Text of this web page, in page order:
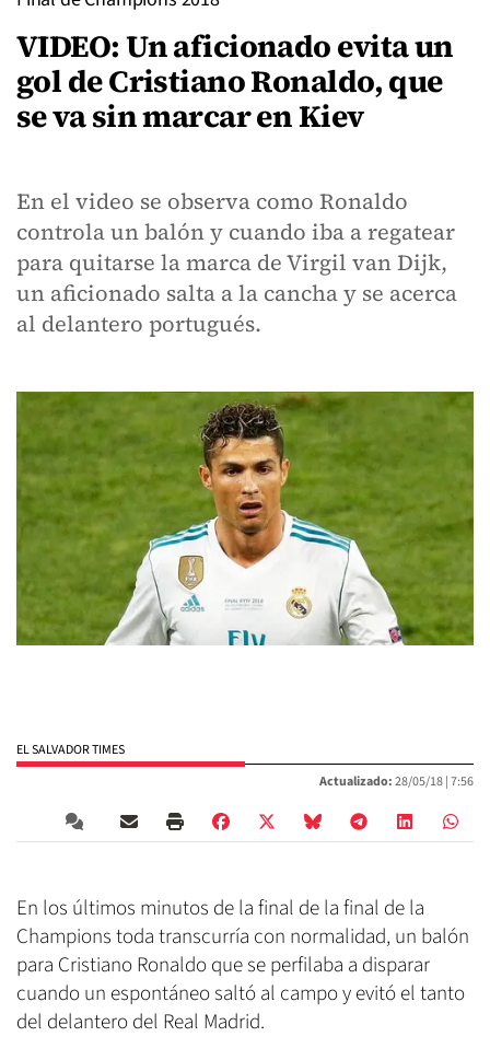
VIDEO: Un aficionado evita un
gol de Cristiano Ronaldo, que
se va sin marcar en Kiev
En el video se observa como Ronaldo
controla un balón y cuando iba a regatear
para quitarse la marca de Virgil van Dijk,
un aficionado salta a la cancha y se acerca
al delantero portugués.
EL SALVADOR TIMES
Actualizado:28/05/18 |7:56
En los últimos minutos de la final de la final de la
Champions toda transcurría con normalidad, un balón
para Cristiano Ronaldo que se perfilaba a disparar
cuando un espontáneo saltó al campo y evitó el tanto
del delantero del Real Madrid.